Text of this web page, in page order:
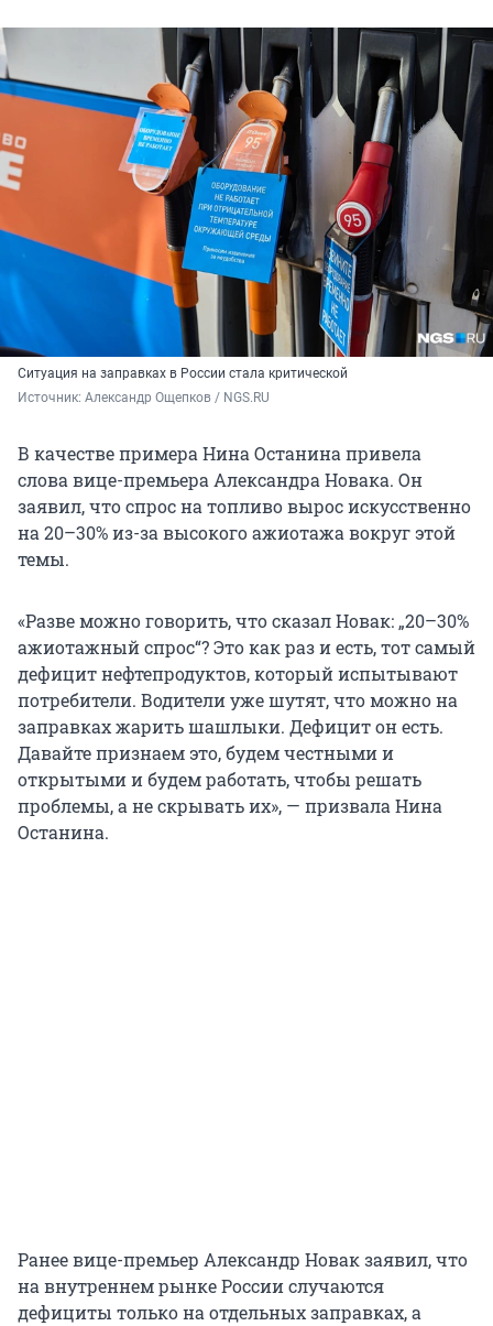
Ситуация на заправках в России стала критической
Источник: Александр Ощепков / NGS.RU
В качестве примера Нина Останина привела
слова вице-премьера Александра Новака. Он
заявил, что спрос на топливо вырос искусственно
на 20–30% из-за высокого ажиотажа вокруг этой
темы.
«Разве можно говорить, что сказал Новак: „20–30%
ажиотажный спрос“? Это как раз и есть, тот самый
дефицит нефтепродуктов, который испытывают
потребители. Водители уже шутят, что можно на
заправках жарить шашлыки. Дефицит он есть.
Давайте признаем это, будем честными и
открытыми и будем работать, чтобы решать
проблемы, а не скрывать их», — призвала Нина
Останина.
Ранее вице-премьер Александр Новак заявил, что
на внутреннем рынке России случаются
дефициты только на отдельных заправках, а